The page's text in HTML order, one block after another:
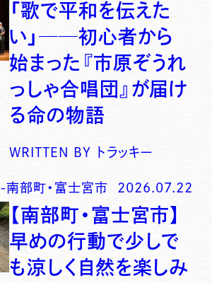
「歌で平和を伝えた
い」──初心者から
始まった『市原ぞうれ
っしゃ合唱団』が届け
る命の物語
WRITTEN BY トラッキー
-南部町・富士宮市 2026.07.22
【南部町・富士宮市】
早めの行動で少しで
も涼しく自然を楽しみ